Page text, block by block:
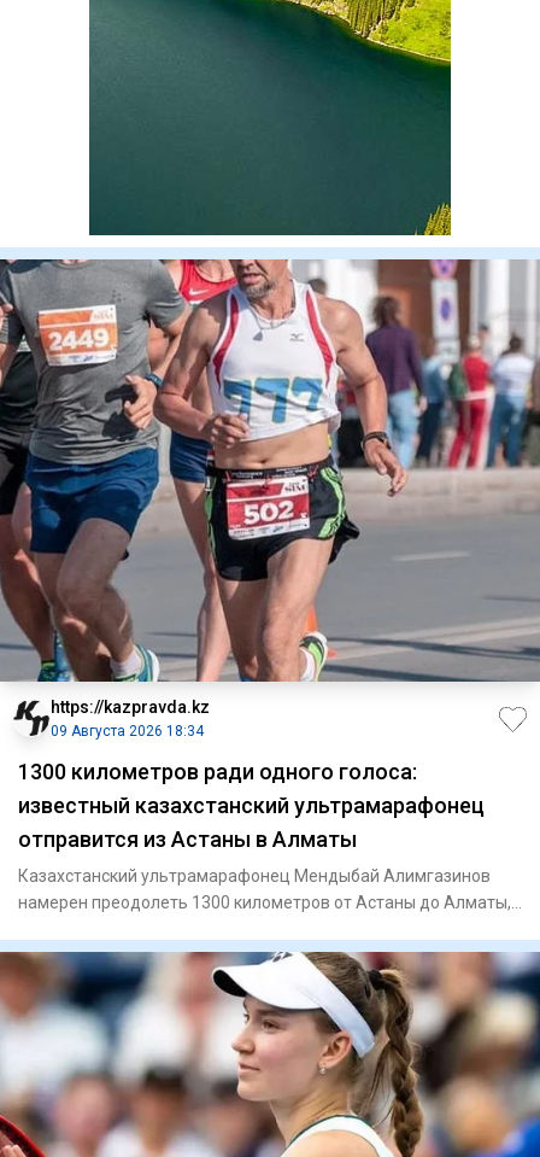
https://kazpravda.kz
09 Августа 2026 18:34
1300 километров ради одного голоса:
известный казахстанский ультрамарафонец
отправится из Астаны в Алматы
Казахстанский ультрамарафонец Мендыбай Алимгазинов
намерен преодолеть 1300 километров от Астаны до Алматы,